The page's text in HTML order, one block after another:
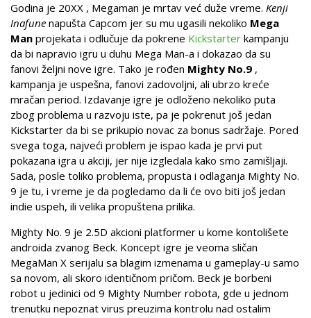
Godina je 20XX , Megaman je mrtav već duže vreme. Kenji
Inafune napušta Capcom jer su mu ugasili nekoliko Mega
Man projekata i odlučuje da pokrene Kickstarter kampanju
da bi napravio igru u duhu Mega Man-a i dokazao da su
fanovi željni nove igre. Tako je rođen Mighty No.9 ,
kampanja je uspešna, fanovi zadovoljni, ali ubrzo kreće
mračan period. Izdavanje igre je odloženo nekoliko puta
zbog problema u razvoju iste, pa je pokrenut još jedan
Kickstarter da bi se prikupio novac za bonus sadržaje. Pored
svega toga, najveći problem je ispao kada je prvi put
pokazana igra u akciji, jer nije izgledala kako smo zamišljaji.
Sada, posle toliko problema, propusta i odlaganja Mighty No.
9 je tu, i vreme je da pogledamo da li će ovo biti još jedan
indie uspeh, ili velika propuštena prilika.
Mighty No. 9 je 2.5D akcioni platformer u kome kontolišete
androida zvanog Beck. Koncept igre je veoma sličan
MegaMan X serijalu sa blagim izmenama u gameplay-u samo
sa novom, ali skoro identičnom pričom. Beck je borbeni
robot u jedinici od 9 Mighty Number robota, gde u jednom
trenutku nepoznat virus preuzima kontrolu nad ostalim